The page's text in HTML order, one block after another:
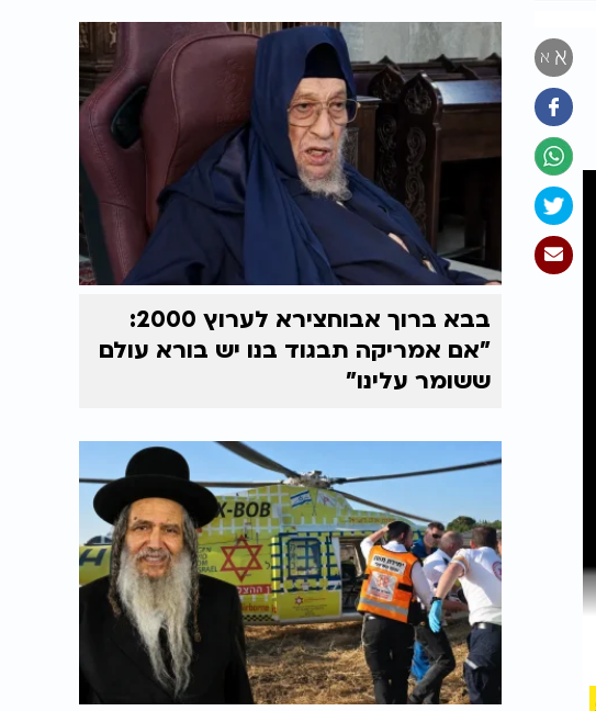
א א
בבא ברוך אבוחצירא לערוץ 2000:
"אם אמריקה תבגוד בנו יש בורא עולם
ששומר עלינו"